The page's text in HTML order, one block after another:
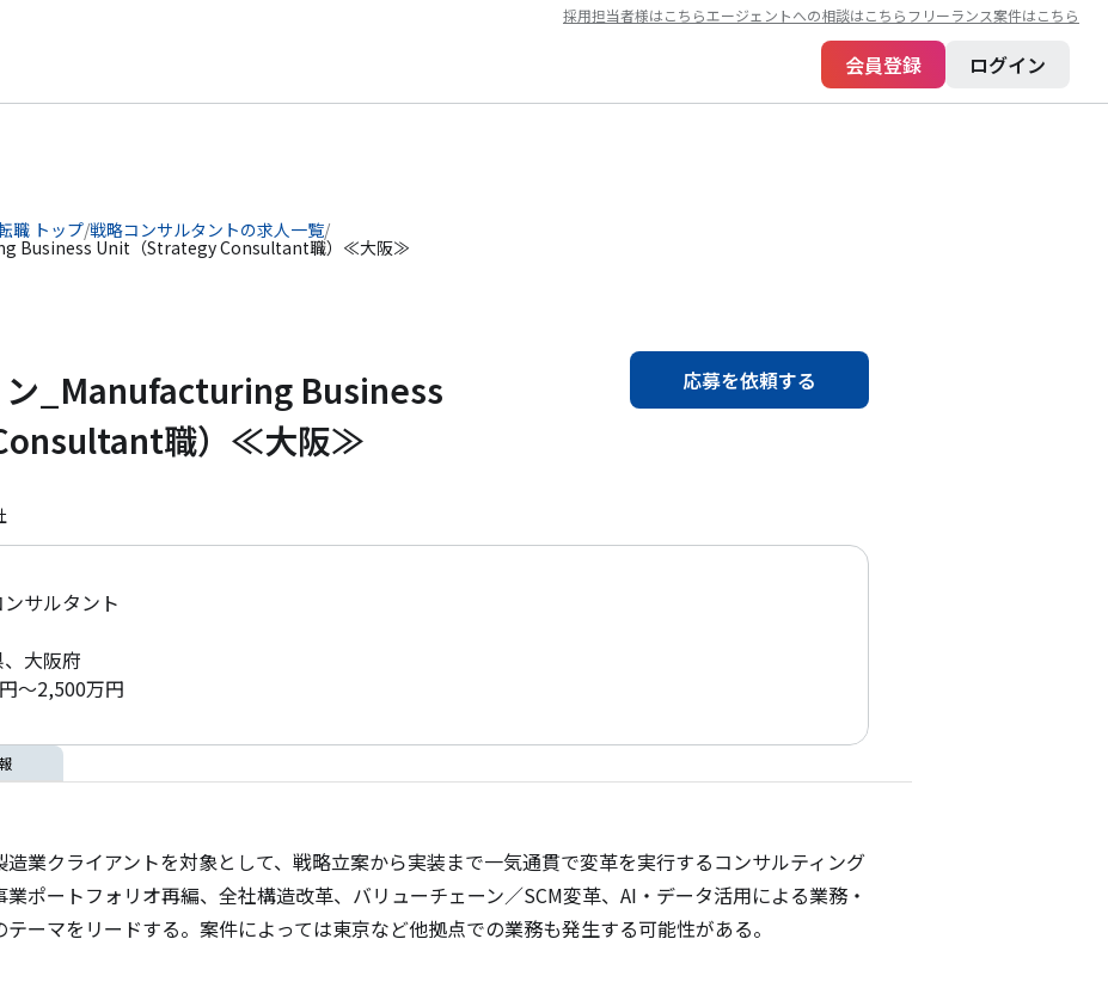
採用担当者様はこちらエージェントへの相談はこちらフリーランス案件はこちら
会員登録 ログイン
職 トップ/戦略コンサルタントの求人一覧/
Business Unit（Strategy Consultant職）≪大阪≫
ン_Manufacturing Business
職）≪大阪≫
応募を依頼する
サルタント
大阪府
～2,500万円
業クライアントを対象として、戦略立案から実装まで一気通貫で変革を実行するコンサルティング
ポートフォリオ再編、全社構造改革、バリューチェーン／SCM変革、AI・データ活用による業務・
ーマをリードする。案件によっては東京など他拠点での業務も発生する可能性がある。